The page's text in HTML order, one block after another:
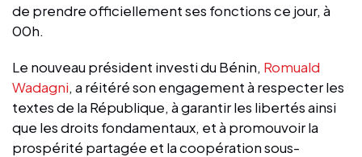
de prendre officiellement ses fonctions ce jour, à
00h.
Le nouveau président investi du Bénin, Romuald
Wadagni, a réitéré son engagement à respecter les
textes de la République, à garantir les libertés ainsi
que les droits fondamentaux, et à promouvoir la
prospérité partagée et la coopération sous-